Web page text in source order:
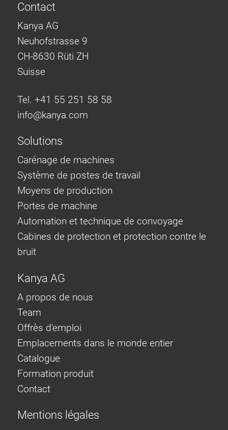
Contact
Kanya AG
Neuhofstrasse 9
CH-8630 Rüti ZH
Suisse
Tel. +41 55 251 58 58
info@kanya.com
Solutions
Carénage de machines
Système de postes de travail
Moyens de production
Portes de machine
Automation et technique de convoyage
Cabines de protection et protection contre le
bruit
Kanya AG
A propos de nous
Team
Offrès d'emploi
Emplacements dans le monde entier
Catalogue
Formation produit
Contact
Mentions légales